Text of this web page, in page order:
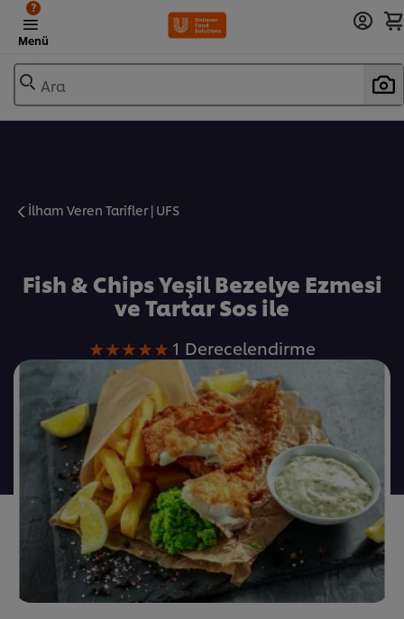
Menü
?
Ara
İlham Veren Tarifler | UFS
Fish & Chips Yeşil Bezelye Ezmesi
ve Tartar Sos ile
Bu
Fish
&amp;
Chips
Yeşil
Bezelye
Ezmesi
ve
Tartar
Sos
ile
için
1 Derecelendirme